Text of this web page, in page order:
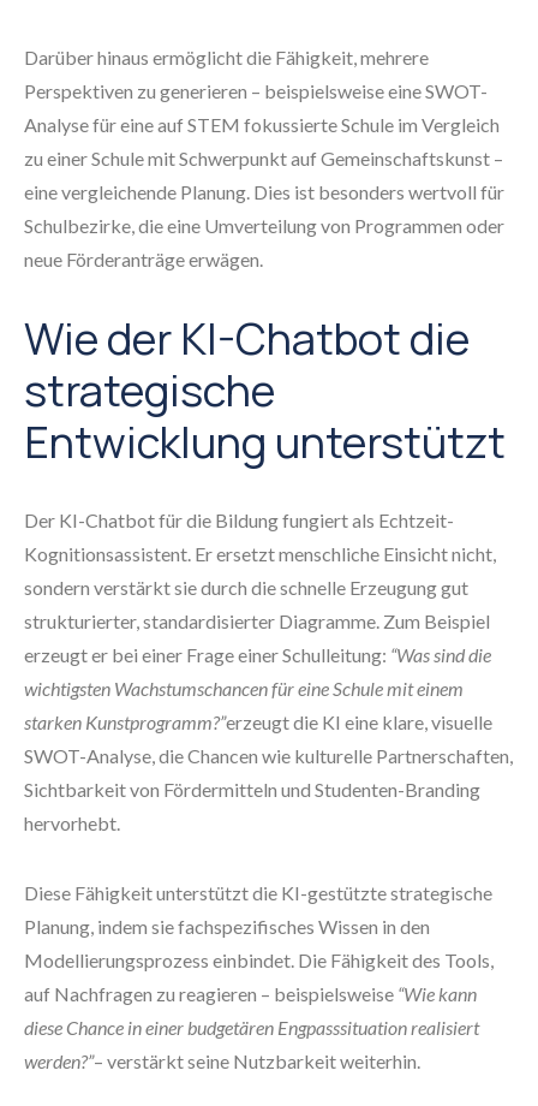
Darüber hinaus ermöglicht die Fähigkeit, mehrere
Perspektiven zu generieren – beispielsweise eine SWOT-
Analyse für eine auf STEM fokussierte Schule im Vergleich
zu einer Schule mit Schwerpunkt auf Gemeinschaftskunst –
eine vergleichende Planung. Dies ist besonders wertvoll für
Schulbezirke, die eine Umverteilung von Programmen oder
neue Förderanträge erwägen.
Wie der KI-Chatbot die
strategische
Entwicklung unterstützt
Der KI-Chatbot für die Bildung fungiert als Echtzeit-
Kognitionsassistent. Er ersetzt menschliche Einsicht nicht,
sondern verstärkt sie durch die schnelle Erzeugung gut
strukturierter, standardisierter Diagramme. Zum Beispiel
erzeugt er bei einer Frage einer Schulleitung: “Was sind die
wichtigsten Wachstumschancen für eine Schule mit einem
starken Kunstprogramm?”erzeugt die KI eine klare, visuelle
SWOT-Analyse, die Chancen wie kulturelle Partnerschaften,
Sichtbarkeit von Fördermitteln und Studenten-Branding
hervorhebt.
Diese Fähigkeit unterstützt die KI-gestützte strategische
Planung, indem sie fachspezifisches Wissen in den
Modellierungsprozess einbindet. Die Fähigkeit des Tools,
auf Nachfragen zu reagieren – beispielsweise “Wie kann
diese Chance in einer budgetären Engpasssituation realisiert
werden?”– verstärkt seine Nutzbarkeit weiterhin.